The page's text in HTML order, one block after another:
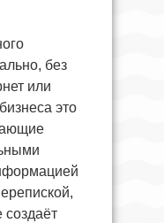
без
или
это